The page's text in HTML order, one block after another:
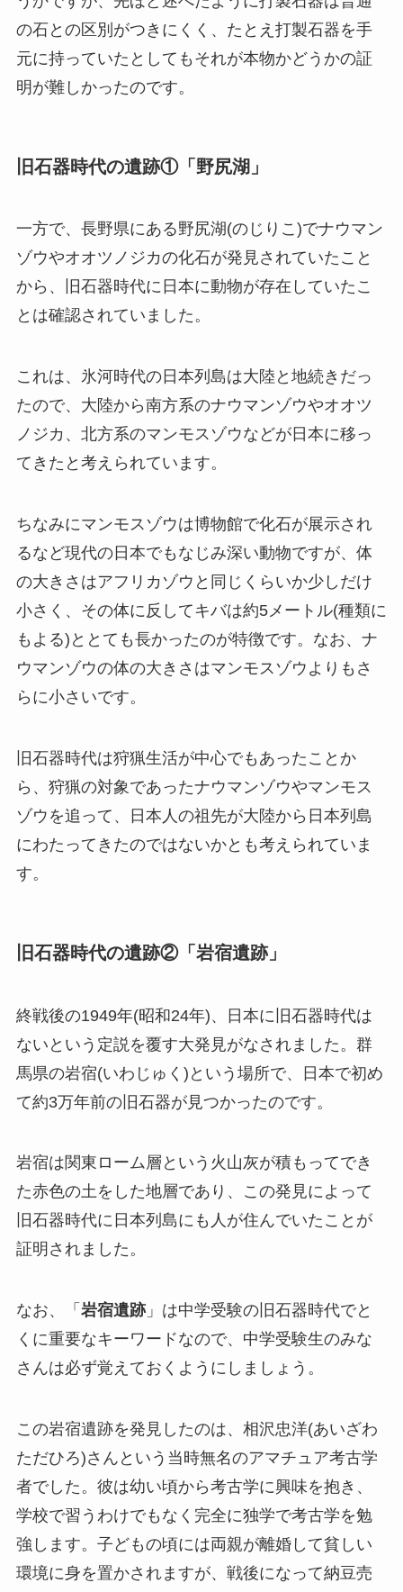
の石との区別がつきにくく、たとえ打製石器を手
元に持っていたとしてもそれが本物かどうかの証
明が難しかったのです。
旧石器時代の遺跡①「野尻湖」
一方で、長野県にある野尻湖(のじりこ)でナウマン
ゾウやオオツノジカの化石が発見されていたこと
から、旧石器時代に日本に動物が存在していたこ
とは確認されていました。
これは、氷河時代の日本列島は大陸と地続きだっ
たので、大陸から南方系のナウマンゾウやオオツ
ノジカ、北方系のマンモスゾウなどが日本に移っ
てきたと考えられています。
ちなみにマンモスゾウは博物館で化石が展示され
るなど現代の日本でもなじみ深い動物ですが、体
の大きさはアフリカゾウと同じくらいか少しだけ
小さく、その体に反してキバは約5メートル(種類に
もよる)ととても長かったのが特徴です。なお、ナ
ウマンゾウの体の大きさはマンモスゾウよりもさ
らに小さいです。
旧石器時代は狩猟生活が中心でもあったことか
ら、狩猟の対象であったナウマンゾウやマンモス
ゾウを追って、日本人の祖先が大陸から日本列島
にわたってきたのではないかとも考えられていま
す。
旧石器時代の遺跡②「岩宿遺跡」
終戦後の1949年(昭和24年)、日本に旧石器時代は
ないという定説を覆す大発見がなされました。群
馬県の岩宿(いわじゅく)という場所で、日本で初め
て約3万年前の旧石器が見つかったのです。
岩宿は関東ローム層という火山灰が積もってでき
た赤色の土をした地層であり、この発見によって
旧石器時代に日本列島にも人が住んでいたことが
証明されました。
なお、「 岩宿遺跡」は中学受験の旧石器時代でと
くに重要なキーワードなので、中学受験生のみな
さんは必ず覚えておくようにしましょう。
この岩宿遺跡を発見したのは、相沢忠洋(あいざわ
ただひろ)さんという当時無名のアマチュア考古学
者でした。彼は幼い頃から考古学に興味を抱き、
学校で習うわけでもなく完全に独学で考古学を勉
強します。子どもの頃には両親が離婚して貧しい
環境に身を置かされますが、戦後になって納豆売